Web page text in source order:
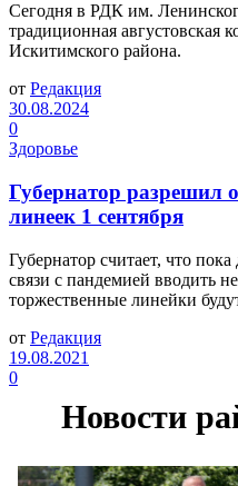
Сегодня в РДК им.
традиционная августовская
Искитимского района.
от Редакция
30.08.2024
0
Здоровье
Губернатор
линеек 1 сентября
Губернатор считает, что
связи с пандемией вводить
торжественные линейки
от Редакция
19.08.2021
0